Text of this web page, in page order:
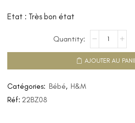
Etat : Très bon état
AJOUTER AU
Catégories: Bébé, H&M
Réf: 22BZ08